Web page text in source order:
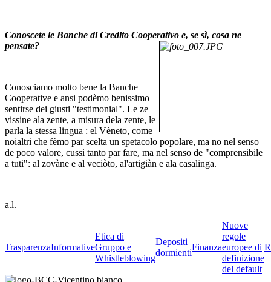
Conoscete le Banche di Credito Cooperativo e, se sì, cosa ne
pensate?
Conosciamo molto bene la Banche
Cooperative e ansi podèmo benissimo
sentirse dei giusti "testimonial". Le ze
vissine ala zente, a misura dela zente, le
parla la stessa lingua : el Vèneto, come
noialtri che fèmo par scelta un spetacolo popolare, ma no nel senso
de poco valore, cussì tanto par fare, ma nel senso de "comprensibile
a tuti": al zovàne e al veciòto, al'artigiàn e ala casalinga.
a.l.
TrasparenzaInformative
Etica di
Gruppo e
Whistleblowing
Depositi
dormienti
Finanza
Nuove
regole
europee di
definizione
del default